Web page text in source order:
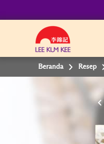
Beranda Resep